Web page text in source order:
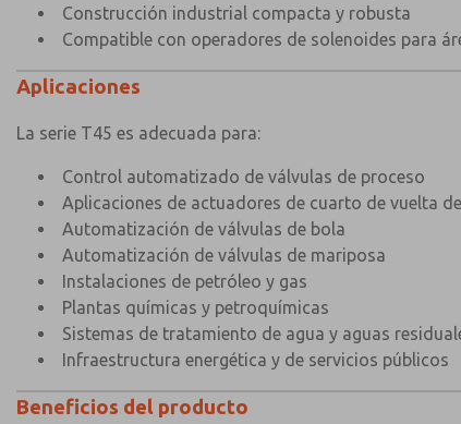
Construcción industrial compacta y robusta
Compatible con operadores de solenoides para
Aplicaciones
La serie T45 es adecuada para:
Control automatizado de válvulas de proceso
Aplicaciones de actuadores de cuarto de vuelta
Automatización de válvulas de bola
Automatización de válvulas de mariposa
Instalaciones de petróleo y gas
Plantas químicas y petroquímicas
Sistemas de tratamiento de agua y aguas
Infraestructura energética y de servicios públicos
Beneficios del producto